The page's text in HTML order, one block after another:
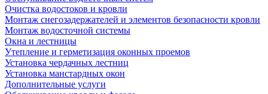
Очистка водостоков и кровли
Монтаж снегозадержателей и элементов безопасности кровли
Монтаж водосточной системы
Окна и лестницы
Утепление и герметизация оконных проемов
Установка чердачных лестниц
Установка манстардных окон
Дополнительные услуги